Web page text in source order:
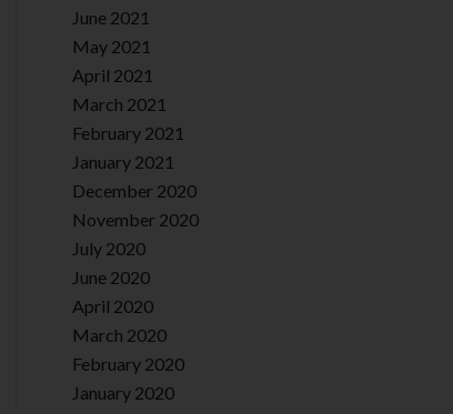
June 2021
May 2021
April 2021
March 2021
February 2021
January 2021
December 2020
November 2020
July 2020
June 2020
April 2020
March 2020
February 2020
January 2020